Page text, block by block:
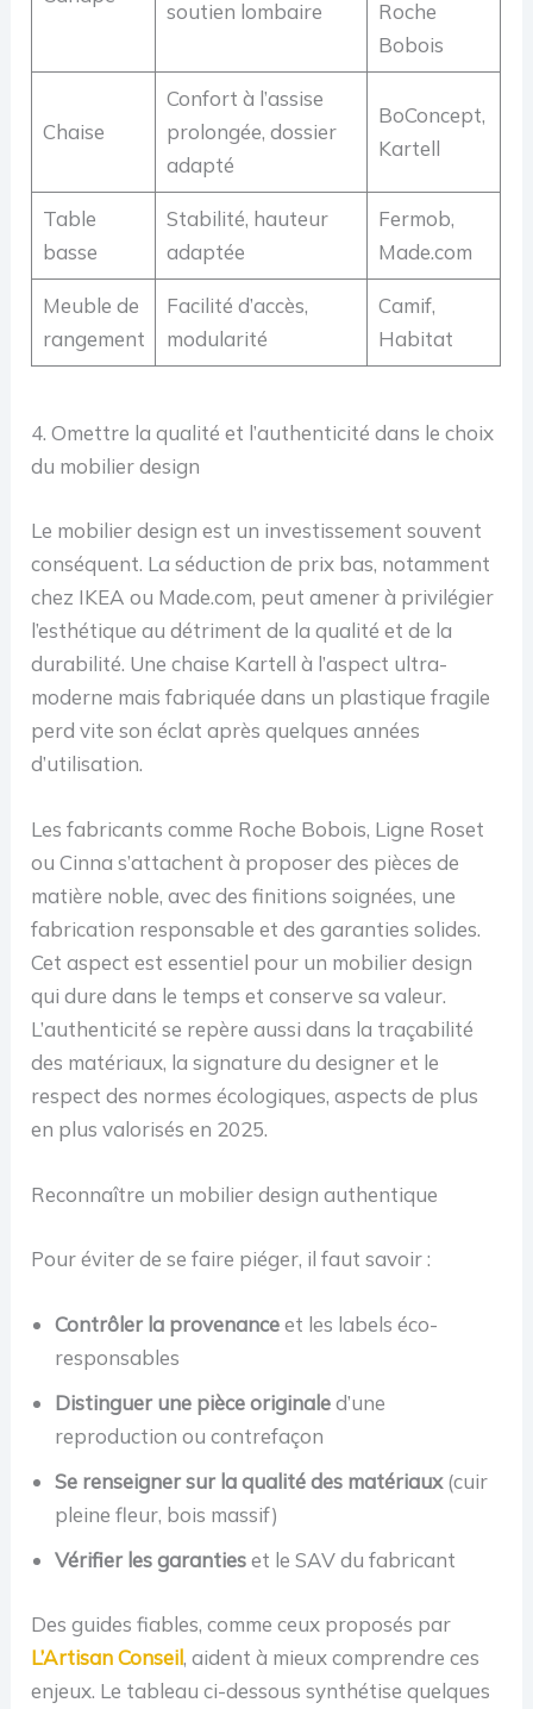
soutien lombaire
Roche
Bobois
Chaise
Confort à l’assise
prolongée, dossier
adapté
BoConcept,
Kartell
Table
basse
Stabilité, hauteur
adaptée
Fermob,
Made.com
Meuble de
rangement
Facilité d’accès,
modularité
Camif,
Habitat
4. Omettre la qualité et l’authenticité dans le choix
du mobilier design
Le mobilier design est un investissement souvent
conséquent. La séduction de prix bas, notamment
chez IKEA ou Made.com, peut amener à privilégier
l’esthétique au détriment de la qualité et de la
durabilité. Une chaise Kartell à l’aspect ultra-
moderne mais fabriquée dans un plastique fragile
perd vite son éclat après quelques années
d’utilisation.
Les fabricants comme Roche Bobois, Ligne Roset
ou Cinna s’attachent à proposer des pièces de
matière noble, avec des finitions soignées, une
fabrication responsable et des garanties solides.
Cet aspect est essentiel pour un mobilier design
qui dure dans le temps et conserve sa valeur.
L’authenticité se repère aussi dans la traçabilité
des matériaux, la signature du designer et le
respect des normes écologiques, aspects de plus
en plus valorisés en 2025.
Reconnaître un mobilier design authentique
Pour éviter de se faire piéger, il faut savoir :
Contrôler la provenanceet les labels éco-
responsables
Distinguer une pièce originaled’une
reproduction ou contrefaçon
Se renseigner sur la qualité des matériaux(cuir
pleine fleur, bois massif)
Vérifier les garantieset le SAV du fabricant
Des guides fiables, comme ceux proposés par
L’Artisan Conseil, aident à mieux comprendre ces
enjeux. Le tableau ci-dessous synthétise quelques